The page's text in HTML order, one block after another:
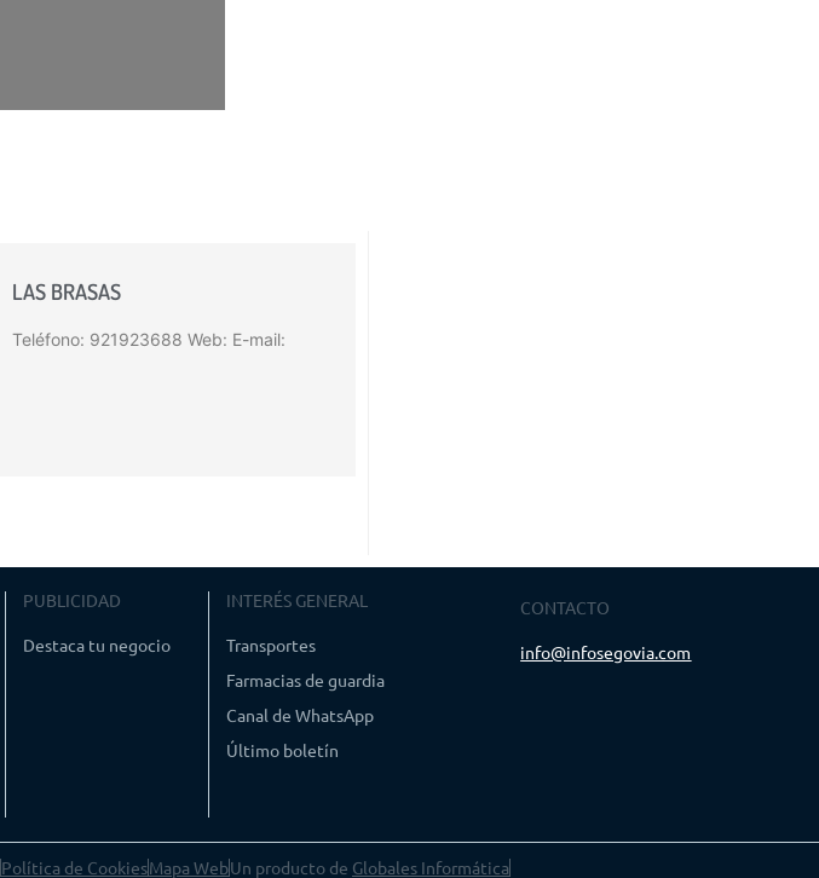
LAS BRASAS
Teléfono: 921923688 Web: E-mail:
PUBLICIDAD
Destaca tu negocio
INTERÉS GENERAL
Transportes
Farmacias de guardia
Canal de WhatsApp
Último boletín
CONTACTO
info@infosegovia.com
Política de CookiesMapa WebUn producto de Globales Informática